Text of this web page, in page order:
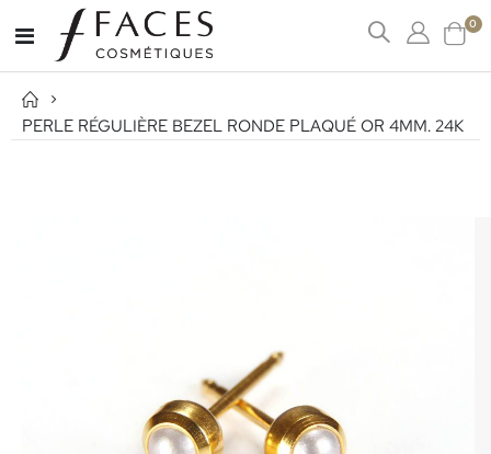
Cart
0
Affichage
navigation
PERLE RÉGULIÈRE BEZEL RONDE PLAQUÉ OR 4MM. 24K